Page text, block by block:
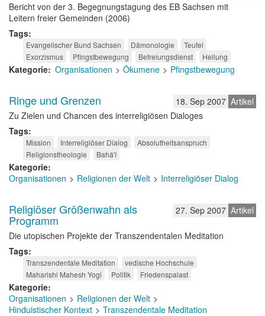
Bericht von der 3. Begegnungstagung des EB Sachsen mit
Leitern freier Gemeinden (2006)
Tags
Evangelischer Bund Sachsen Dämonologie
Teufel
Exorzismus
Pfingstbewegung Befreiungsdienst Heilung
Kategorie Organisationen Ökumene Pfingstbewegung
Artikel
18. Sep 2007
Ringe und Grenzen
Zu Zielen und Chancen des interreligiösen Dialoges
Tags
Mission Interreligiöser Dialog
Absolutheitsanspruch
Religionstheologie
Bahá'í
Kategorie
Organisationen
Religionen der Welt Interreligiöser Dialog
Artikel
27. Sep 2007
Religiöser Größenwahn als
Programm
Die utopischen Projekte der Transzendentalen Meditation
Tags
Transzendentale Meditation
vedische Hochschule
Maharishi Mahesh Yogi
Politik Friedenspalast
Kategorie
Organisationen
Religionen der Welt
Hinduistischer Kontext
Transzendentale Meditation